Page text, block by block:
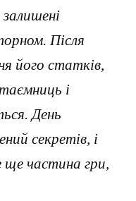
Після
його статків,
і
День
секретів, і
ще частина гри,